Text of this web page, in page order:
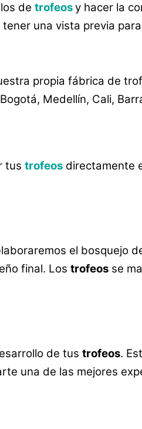
de trofeosy hacer la
una vista previa
propia fábrica de
Medellín, Cali,
tus trofeos directamente
el bosquejo
final. Los trofeos se
de tus trofeos.
una de las mejores